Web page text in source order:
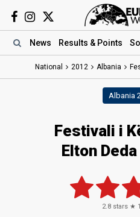
News Results & Points
National 2012 Albania
Albania
Festivali i
Elton
2.8 stars ★